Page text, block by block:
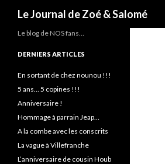
Le Journal de Zoé & Salomé
Le blog de NOS fans…
DERNIERS ARTICLES
En sortant de chez nounou !!!
5 ans… 5 copines !!!
Anniversaire !
Hommage à parrain Jeap…
A la combe avec les conscrits
La vague à Villefranche
L’anniversaire de cousin Houb